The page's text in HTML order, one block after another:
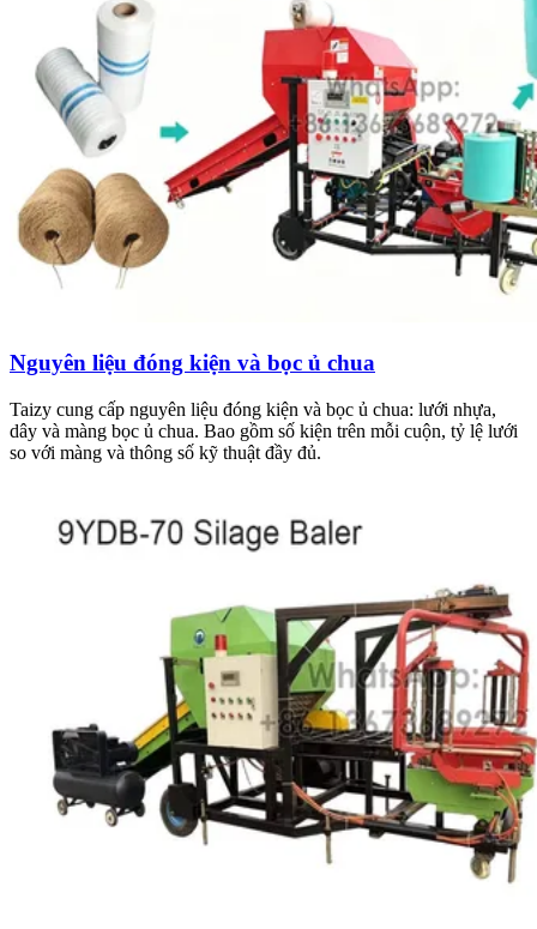
Nguyên liệu đóng kiện và bọc ủ chua
Taizy cung cấp nguyên liệu đóng kiện và bọc ủ chua: lưới nhựa,
dây và màng bọc ủ chua. Bao gồm số kiện trên mỗi cuộn, tỷ lệ lưới
so với màng và thông số kỹ thuật đầy đủ.